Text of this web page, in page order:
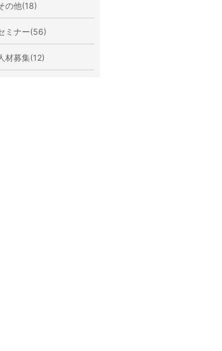
の他(18)
ミナー(56)
材募集(12)